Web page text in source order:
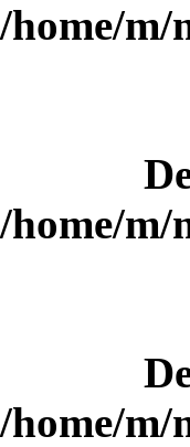
/home/m/
/home/m/
/home/m/